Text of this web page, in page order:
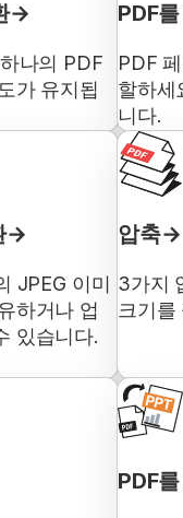
나의 PDF
가 유지됩
PDF
PDF
할하세
니다.
JPEG 이미
하거나 업
있습니다.
압축
3가지
크기를
PDF